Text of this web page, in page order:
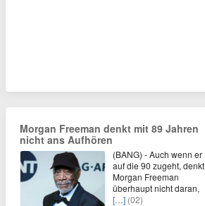
Morgan Freeman denkt mit 89 Jahren
nicht ans Aufhören
(BANG) - Auch wenn er
auf die 90 zugeht, denkt
Morgan Freeman
überhaupt nicht daran,
[…] (02)